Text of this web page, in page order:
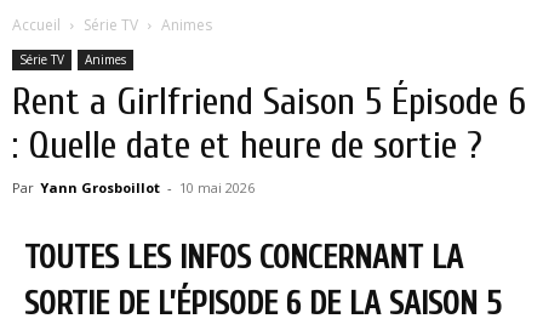
Accueil Série TV Animes
Série TV Animes
Rent a Girlfriend Saison 5 Épisode 6
: Quelle date et heure de sortie ?
Par Yann Grosboillot - 10 mai 2026
TOUTES LES INFOS CONCERNANT LA
SORTIE DE L’ÉPISODE 6 DE LA SAISON 5